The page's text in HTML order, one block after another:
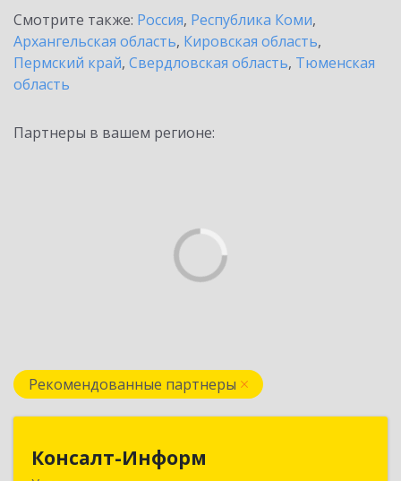
Смотрите также: Россия, Республика Коми,
Архангельская область, Кировская область,
Пермский край, Свердловская область, Тюменская
область
Партнеры в вашем регионе:
Рекомендованные партнеры
Консалт-Информ